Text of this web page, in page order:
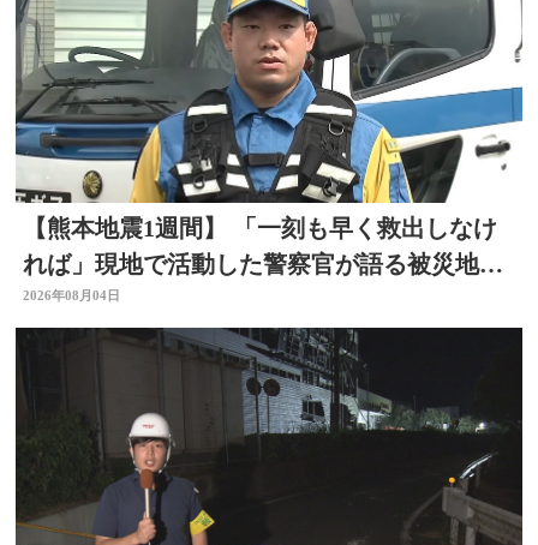
【熊本地震1週間】 「一刻も早く救出しなけ
れば」現地で活動した警察官が語る被災地の
状況 大分
2026年08月04日